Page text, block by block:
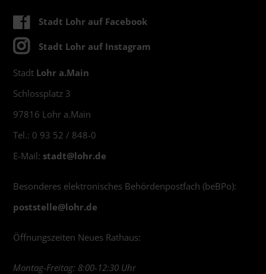
Stadt Lohr auf Facebook
Stadt Lohr auf Instagram
Stadt Lohr a.Main
Schlossplatz 3
97816 Lohr a.Main
Tel.: 0 93 52 / 848-0
E-Mail: stadt@lohr.de
Besonderes elektronisches Behördenpostfach (beBPo):
poststelle@lohr.de
Öffnungszeiten Neues Rathaus:
Montag-Freitag: 8:00-12:30 Uhr